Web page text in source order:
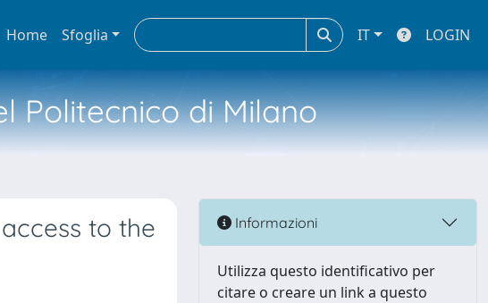
Home Sfoglia IT LOGIN
Politecnico di Milano
to the
Informazioni
Utilizza questo identificativo per
citare o creare un link a questo